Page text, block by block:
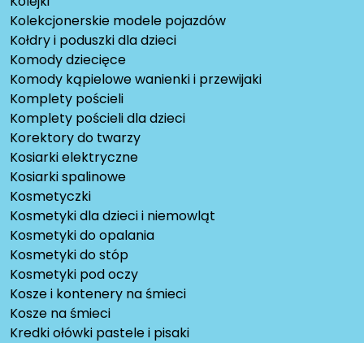
Kolekcjonerskie modele pojazdów
Kołdry i poduszki dla dzieci
Komody dziecięce
Komody kąpielowe wanienki i przewijaki
Komplety pościeli
Komplety pościeli dla dzieci
Korektory do twarzy
Kosiarki elektryczne
Kosiarki spalinowe
Kosmetyczki
Kosmetyki dla dzieci i niemowląt
Kosmetyki do opalania
Kosmetyki do stóp
Kosmetyki pod oczy
Kosze i kontenery na śmieci
Kosze na śmieci
Kredki ołówki pastele i pisaki